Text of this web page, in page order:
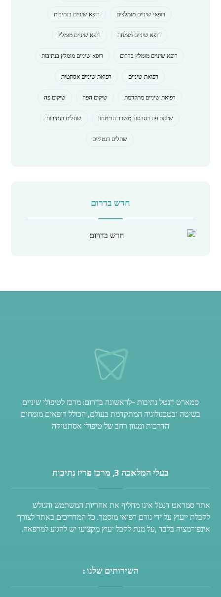
רופאי שיניים מומלצים
רופא שיניים בנתיבות
רופא שיניים מומחה
רופא שיניים מומלץ
רופא שיניים מומלץ בדרום
רופא שיניים מומלץ בנתיבות
רפואת שיניים
רפואת שיניים אסתטית
רפואת שיניים מתקדמת
שיקום הפה
שיקום פה
שיקום פה בסבסוד משרד הביטחון
שתלים בנתיבות
שתלים דנטליים
חדש בדרום
סמארט דנטל נתיבות -לראשונה בדרום: מרכז לטיפולי שיניים
בשיטה ובטכנולוגיה המתקדמת בעולם, הכולל רופאים מומחים
הדרכות ומגוון רחב של טיפולי אסתטיקה
בעלי המלאכה 3, מרכז פריז נתיבות
אתר סמראט דנטל אינו מחליף את אחריות המשתמש והגולש
לקבלת ייעוץ על ידי גורם רפואי מוסמך. כל המדריכים באתר לצורך
אינפורמציה בלבד ,על מנת לקבל יעוץ מקצועי יש להגיע למרפאה.
השירותים שלנו :